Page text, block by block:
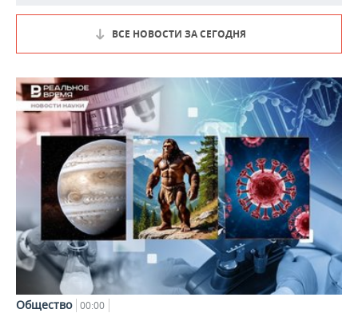
ВСЕ НОВОСТИ ЗА СЕГОДНЯ
Общество 00:00